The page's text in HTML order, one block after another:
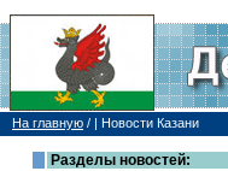
На главную / | Новости Казани
Разделы новостей: